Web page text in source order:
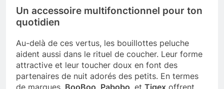
Un accessoire multifonctionnel pour ton
quotidien
Au-delà de ces vertus, les bouillottes peluche
aident aussi dans le rituel de coucher. Leur forme
attractive et leur toucher doux en font des
partenaires de nuit adorés des petits. En termes